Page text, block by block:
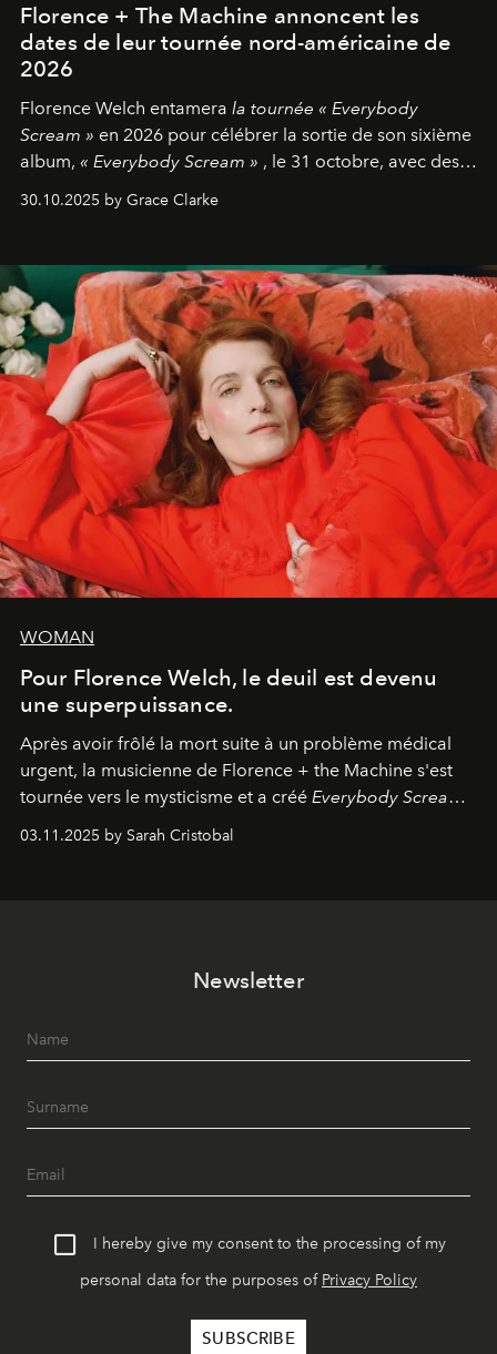
Florence + The Machine annoncent les
dates de leur tournée nord-américaine de
2026
Florence Welch entamera la tournée « Everybody
Scream » en 2026 pour célébrer la sortie de son sixième
album, « Everybody Scream » , le 31 octobre, avec des
dates nord-américaines débutant en avril prochain.
30.10.2025 by Grace Clarke
WOMAN
Pour Florence Welch, le deuil est devenu
une superpuissance.
Après avoir frôlé la mort suite à un problème médical
urgent, la musicienne de Florence + the Machine s'est
tournée vers le mysticisme et a créé Everybody Scream
l'un de ses albums les plus profonds à ce jour.
03.11.2025 by Sarah Cristobal
Newsletter
I hereby give my consent to the processing of my
personal data for the purposes of Privacy Policy